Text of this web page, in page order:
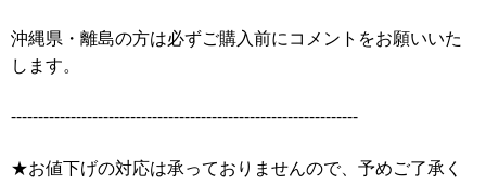
沖縄県・離島の方は必ずご購入前にコメントをお願いいた
します。
----------------------------------------------------------------
★お値下げの対応は承っておりませんので、予めご了承く